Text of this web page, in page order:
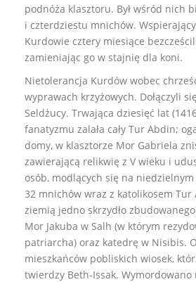
podnóża klasztoru. Był wśród nich
i czterdziestu mnichów.
Kurdowie cztery miesiące
zamieniając go w stajnię dla koni.
Nietolerancja Kurdów wobec
wyprawach krzyżowych. Dołączyli
Seldżucy. Trwająca dziesięć lat
fanatyzmu zalała cały Tur Abdin;
domy, w klasztorze Mor Gabriela
zawierającą relikwię z V wieku i
osób, modlących się na
32 mnichów wraz z katolikosem Tur
ziemią jedno skrzydło
Mor Jakuba w Salh (w którym
patriarcha) oraz katedrę w Nisibis.
mieszkańców pobliskich wiosek,
twierdzy Beth-Issak. Wymordowano